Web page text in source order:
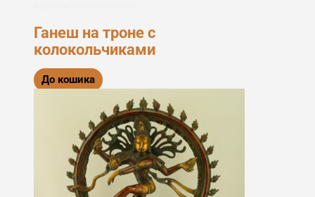
Ганеш на троне с
колокольчиками
До кошика